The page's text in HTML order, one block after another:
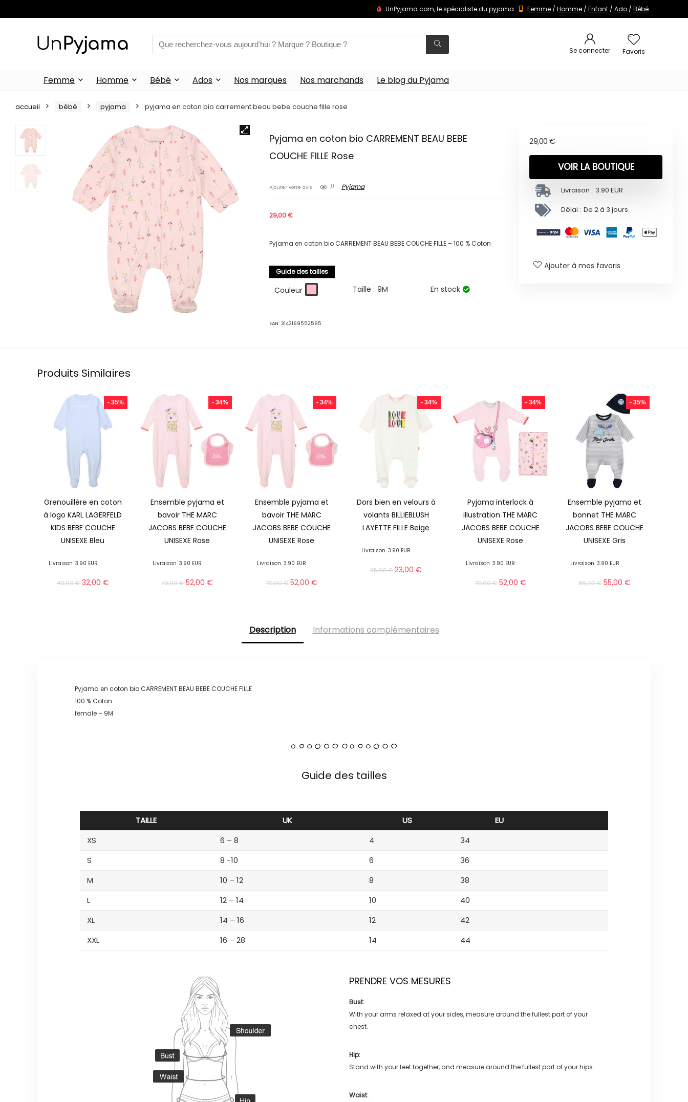
UnPyjama.com, le spécialiste du pyjama Femme / Homme / Enfant / Ado / Bébé
Se connecter Favoris
Femme Homme Bébé Ados Nos marques Nos marchands Le blog du Pyjama
accueil bébé pyjama pyjama en coton bio carrement beau bebe couche fille rose
Pyjama en coton bio CARREMENT BEAU BEBE
COUCHE FILLE Rose
Ajouter votre avis 11 Pyjama
29,00€
Pyjama en coton bio CARREMENT BEAU BEBE COUCHE FILLE – 100 % Coton
Guide des tailles
Couleur Taille : 9M En stock
EAN:3143169552595
29,00 €
VOIR LA BOUTIQUE
Livraison : 3.90 EUR
Délai : De 2 à 3 jours
Ajouter à mes favoris
Produits Similaires
- 35%
Grenouillère en coton
à logo KARL LAGERFELD
KIDS BEBE COUCHE
UNISEXE Bleu
Livraison 3.90 EUR
49,00€ 32,00 €
- 34%
Ensemble pyjama et
bavoir THE MARC
JACOBS BEBE COUCHE
UNISEXE Rose
Livraison 3.90 EUR
79,00€ 52,00€
- 34%
Ensemble pyjama et
bavoir THE MARC
JACOBS BEBE COUCHE
UNISEXE Rose
Livraison 3.90 EUR
79,00€ 52,00€
- 34%
Dors bien en velours à
volants BILLIEBLUSH
LAYETTE FILLE Beige
Livraison 3.90 EUR
35,00€ 23,00€
- 34%
Pyjama interlock à
illustration THE MARC
JACOBS BEBE COUCHE
UNISEXE Rose
Livraison 3.90 EUR
79,00€ 52,00€
- 35%
Ensemble pyjama et
bonnet THE MARC
JACOBS BEBE COUCHE
UNISEXE Gris
Livraison 3.90 EUR
85,00€ 55,00€
Description Informations complémentaires
Pyjama en coton bio CARREMENT BEAU BEBE COUCHE FILLE
100 % Coton
female – 9M
Guide des tailles
TAILLE UK US
EU
XS
6 – 8 4
34
S
8 -10 6
36
M
10 – 12 8
38
L
12 – 14 10
40
XL
14 – 16 12
42
XXL
16 – 28 14 44
PRENDRE VOS MESURES
Bust:
With your arms relaxed at your sides, measure around the fullest part of your
chest.
Hip:
Stand with your feet together, and measure around the fullest part of your hips.
Waist: